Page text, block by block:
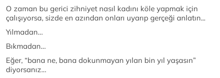
O zaman bu gerici zihniyet nasıl kadını köle yapmak için
çalışıyorsa, sizde en azından onları uyarıp gerçeği anlatın...
Yılmadan…
Bıkmadan…
Eğer, “bana ne, bana dokunmayan yılan bin yıl yaşasın”
diyorsanız…